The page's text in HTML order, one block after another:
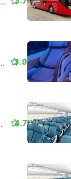
|Sleeper Bus
3.9
4.7